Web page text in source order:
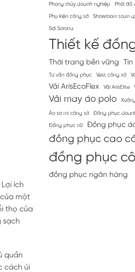
ích
một
thọ của
sạch
quần
cách ủi
Phong thủy doanh nghiệp Phối đồ
Phụ kiện công sở Showroom toàn
Sợi Sorona
Thiết kế
Thời trang bền vững
Tư vấn đồng phục Vest công sở
Vải ArisEcoFlex Vải ArisElite
Vải may áo polo
Áo sơ mi công sở Đồng phục
Đồng phục nữ Đồng phục
đồng phục cao
đồng phục
đồng phục ngân hàng